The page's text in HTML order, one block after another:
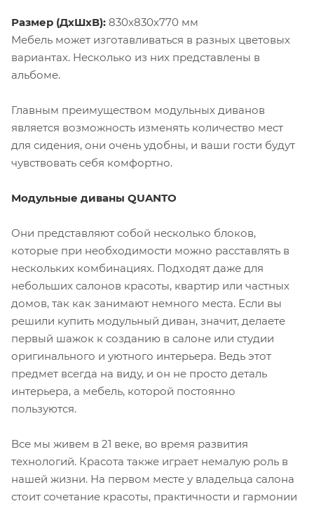
Размер (ДхШхВ): 830х830х770 мм
Мебель может изготавливаться в разных цветовых
вариантах. Несколько из них представлены в
альбоме.
Главным преимуществом модульных диванов
является возможность изменять количество мест
для сидения, они очень удобны, и ваши гости будут
чувствовать себя комфортно.
Модульные диваны QUANTO
Они представляют собой несколько блоков,
которые при необходимости можно расставлять в
нескольких комбинациях. Подходят даже для
небольших салонов красоты, квартир или частных
домов, так как занимают немного места. Если вы
решили купить модульный диван, значит, делаете
первый шажок к созданию в салоне или студии
оригинального и уютного интерьера. Ведь этот
предмет всегда на виду, и он не просто деталь
интерьера, а мебель, которой постоянно
пользуются.
Все мы живем в 21 веке, во время развития
технологий. Красота также играет немалую роль в
нашей жизни. На первом месте у владельца салона
стоит сочетание красоты, практичности и гармонии